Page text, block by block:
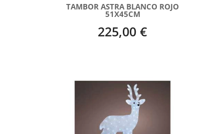
TAMBOR ASTRA BLANCO ROJO
51X45CM
225,00 €